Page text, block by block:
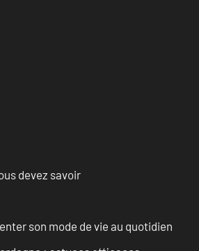
devez savoir
son mode de vie au quotidien